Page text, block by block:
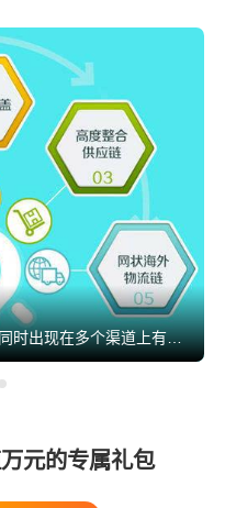
一个粉丝的潜在价值和该粉丝是否同时出现在多个渠道上有关。如果以个粉丝既在网上买你的东西，又来逛你的实体店，还关注你的社交媒体平台，这样的粉丝基本上就是你的铁杆粉，具有“全渠道价值”。
元的专属礼包